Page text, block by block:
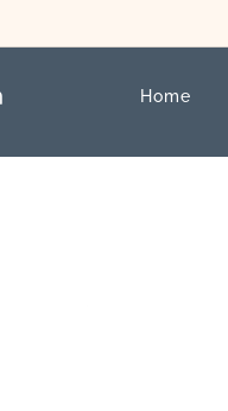
Home